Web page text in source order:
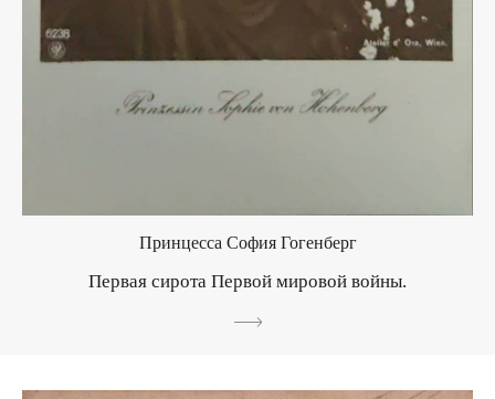
Принцесса София Гогенберг
Первая сирота Первой мировой войны.